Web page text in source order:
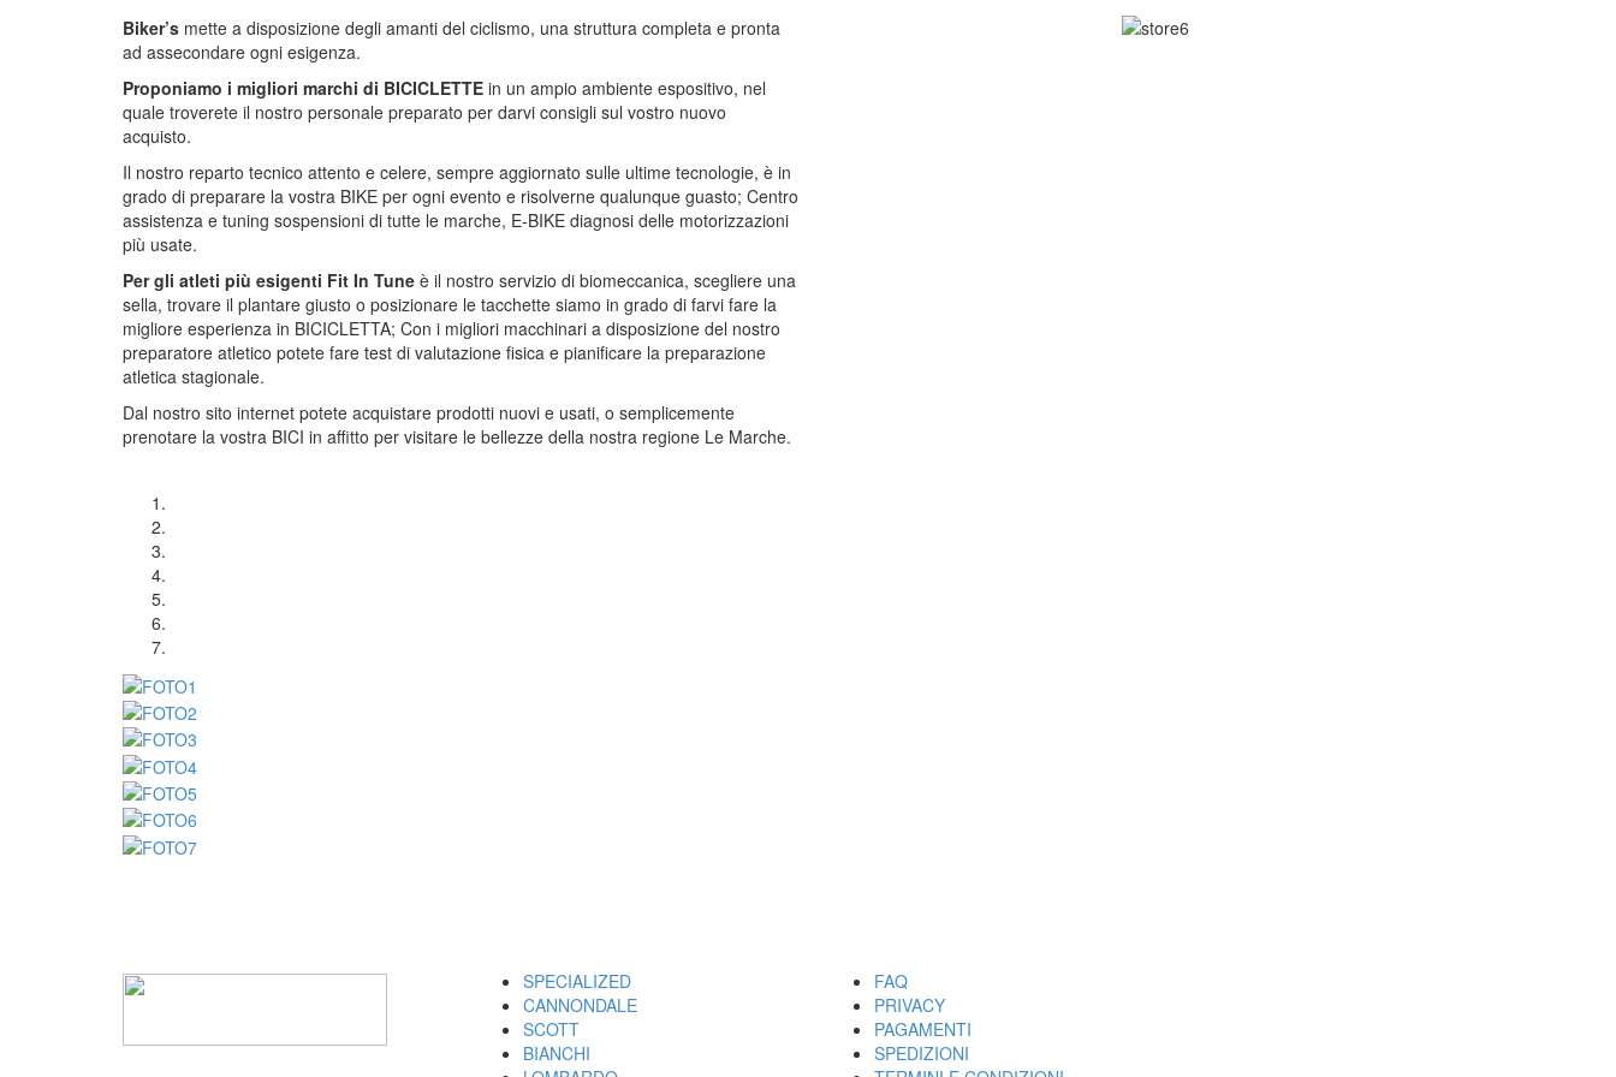
Biker’s mette a disposizione degli amanti del ciclismo, una struttura completa e pronta
ad assecondare ogni esigenza.
Proponiamo i migliori marchi di BICICLETTE in un ampio ambiente espositivo, nel
quale troverete il nostro personale preparato per darvi consigli sul vostro nuovo
acquisto.
Il nostro reparto tecnico attento e celere, sempre aggiornato sulle ultime tecnologie, è in
grado di preparare la vostra BIKE per ogni evento e risolverne qualunque guasto; Centro
assistenza e tuning sospensioni di tutte le marche, E-BIKE diagnosi delle motorizzazioni
più usate.
Per gli atleti più esigenti Fit In Tune è il nostro servizio di biomeccanica, scegliere una
sella, trovare il plantare giusto o posizionare le tacchette siamo in grado di farvi fare la
migliore esperienza in BICICLETTA; Con i migliori macchinari a disposizione del nostro
preparatore atletico potete fare test di valutazione fisica e pianificare la preparazione
atletica stagionale.
Dal nostro sito internet potete acquistare prodotti nuovi e usati, o semplicemente
prenotare la vostra BICI in affitto per visitare le bellezze della nostra regione Le Marche.
SPECIALIZED
CANNONDALE
SCOTT
BIANCHI
FAQ
PRIVACY
PAGAMENTI
SPEDIZIONI